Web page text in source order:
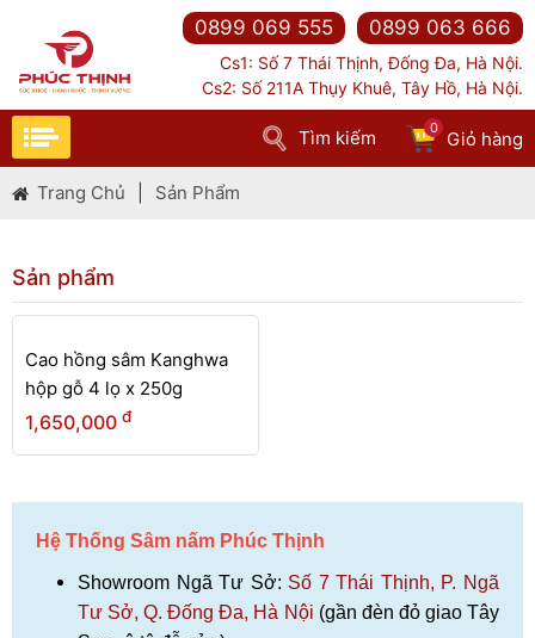
Cs1: Số 7 Thái Thịnh, Đống Đa, Hà Nội.
Cs2: Số 211A Thụy Khuê, Tây Hồ, Hà Nội.
Giỏ hàng
0
Tìm kiếm
0899 069 555 0899 063 666
Trang Chủ Sản Phẩm
Sản phẩm
HẾT
Cao hồng sâm Kanghwa
hộp gỗ 4 lọ x 250g
1,650,000 đ
Hệ Thống Sâm nấm Phúc Thịnh
Showroom Ngã Tư Sở: Số 7 Thái Thịnh, P. Ngã
Tư Sở, Q. Đống Đa, Hà Nội (gần đèn đỏ giao Tây